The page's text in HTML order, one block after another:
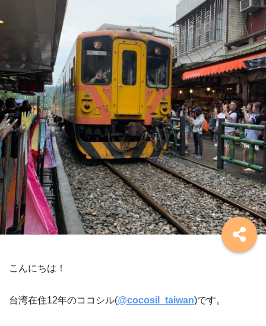
こんにちは！
台湾在住12年のココシル(@cocosil_taiwan)です。